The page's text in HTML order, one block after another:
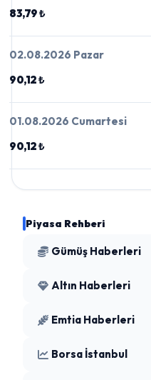
83,79 ₺
02.08.2026 Pazar
90,12 ₺
01.08.2026 Cumartesi
90,12 ₺
Piyasa Rehberi
Gümüş Haberleri
Altın Haberleri
Emtia Haberleri
Borsa İstanbul